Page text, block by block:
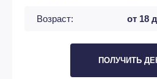
Возраст: от 18
ПОЛУЧИТЬ